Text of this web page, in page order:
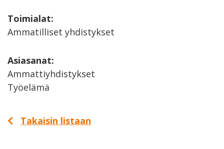
Toimialat:
Ammatilliset yhdistykset
Asiasanat:
Ammattiyhdistykset
Työelämä
Takaisin listaan